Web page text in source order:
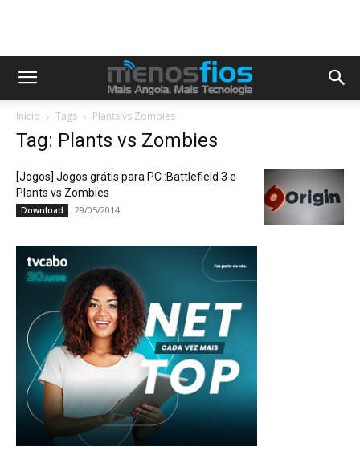
Início Tags Plants vs Zombies
Tag: Plants vs Zombies
[Jogos] Jogos grátis para PC :Battlefield 3 e
Plants vs Zombies
Download 29/05/2014